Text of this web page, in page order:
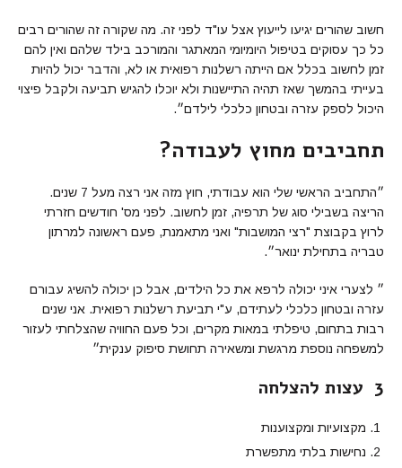
חשוב שהורים יגיעו לייעוץ אצל עו"ד לפני זה. מה שקורה זה שהורים רבים
כל כך עסוקים בטיפול היומיומי המאתגר והמורכב בילד שלהם ואין להם
זמן לחשוב בכלל אם הייתה רשלנות רפואית או לא, והדבר יכול להיות
בעייתי בהמשך שאז תהיה התיישנות ולא יוכלו להגיש תביעה ולקבל פיצוי
היכול לספק עזרה ובטחון כלכלי לילדם״.
תחביבים מחוץ לעבודה?
״התחביב הראשי שלי הוא עבודתי, חוץ מזה אני רצה מעל 7 שנים.
הריצה בשבילי סוג של תרפיה, זמן לחשוב. לפני מס' חודשים חזרתי
לרוץ בקבוצת "רצי המושבות" ואני מתאמנת, פעם ראשונה למרתון
טבריה בתחילת ינואר״.
״ לצערי איני יכולה לרפא את כל הילדים, אבל כן יכולה להשיג עבורם
עזרה ובטחון כלכלי לעתידם, ע"י תביעת רשלנות רפואית. אני שנים
רבות בתחום, טיפלתי במאות מקרים, וכל פעם החוויה שהצלחתי לעזור
למשפחה נוספת מרגשת ומשאירה תחושת סיפוק ענקית״
3 עצות להצלחה
מקצועיות ומקצוענות
נחישות בלתי מתפשרת